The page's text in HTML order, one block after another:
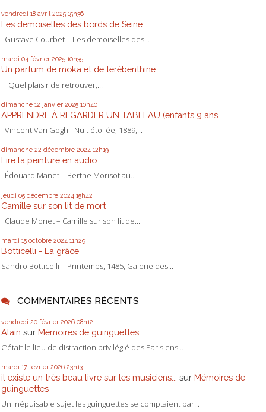
vendredi 18 avril 2025 15h36
Les demoiselles des bords de Seine
Gustave Courbet – Les demoiselles des...
mardi 04 février 2025 10h35
Un parfum de moka et de térébenthine
Quel plaisir de retrouver,...
dimanche 12 janvier 2025 10h40
APPRENDRE À REGARDER UN TABLEAU (enfants 9 ans...
Vincent Van Gogh - Nuit étoilée, 1889,...
dimanche 22 décembre 2024 12h19
Lire la peinture en audio
Édouard Manet – Berthe Morisot au...
jeudi 05 décembre 2024 15h42
Camille sur son lit de mort
Claude Monet – Camille sur son lit de...
mardi 15 octobre 2024 11h29
Botticelli - La grâce
Sandro Botticelli – Printemps, 1485, Galerie des...
COMMENTAIRES RÉCENTS
vendredi 20 février 2026 08h12
Alain sur Mémoires de guinguettes
C’était le lieu de distraction privilégié des Parisiens...
mardi 17 février 2026 23h13
il existe un très beau livre sur les musiciens... sur Mémoires de
guinguettes
Un inépuisable sujet les guinguettes se comptaient par...